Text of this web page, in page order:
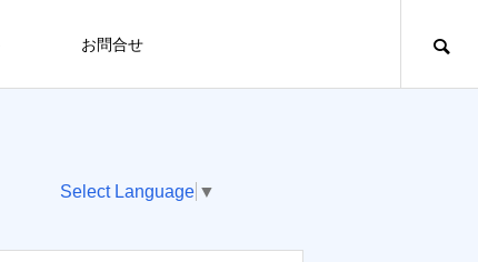
お問合せ
Select Language ▼